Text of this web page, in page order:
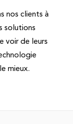
nos clients à
solutions
voir de leurs
mieux.